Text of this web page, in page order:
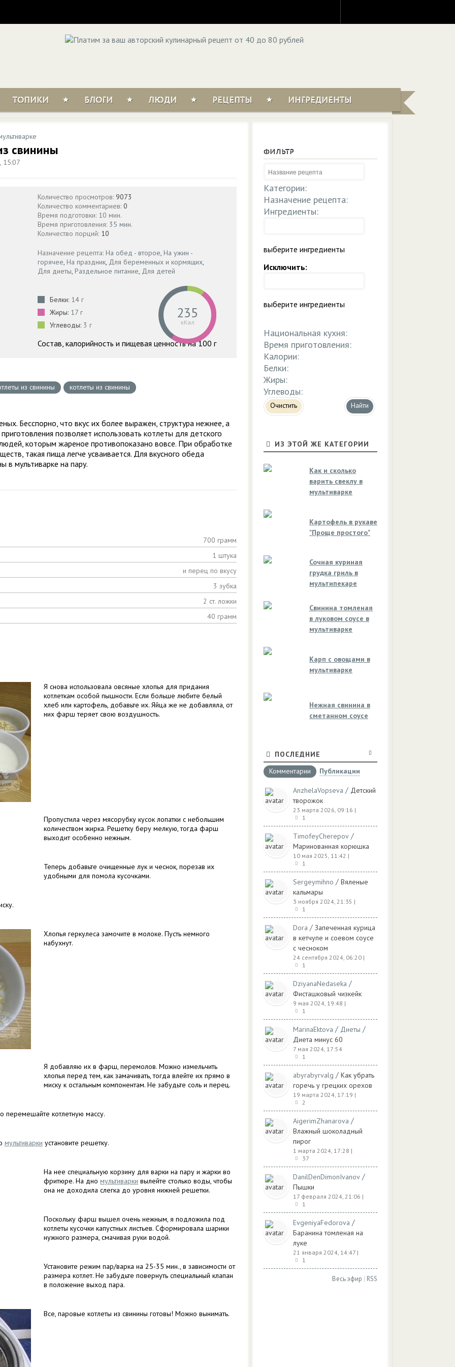
ТОПИКИ БЛОГИ ЛЮДИ РЕЦЕПТЫ ИНГРЕДИЕНТЫ
свинины
15:07
Количество просмотров: 9073
Количество комментариев: 0
Время подготовки: 10 мин.
Время приготовления: 35 мин.
Количество порций: 10
Назначение рецепта: На обед - второе, На ужин -
горячее, На праздник, Для беременных и кормящих,
Для диеты, Раздельное питание, Для детей
Белки: 14 г
Жиры: 17 г
Углеводы: 3 г
235
кКал
Состав, калорийность и пищевая ценность на 100 г
из свинины котлеты из свинины
Бесспорно, что вкус их более выражен, структура нежнее, а
позволяет использовать котлеты для детского
которым жареное противопоказано вовсе. При обработке
такая пища легче усваивается. Для вкусного обеда
в мультиварке на пару.
700 грамм
1 штука
и перец по вкусу
3 зубка
2 ст. ложки
40 грамм
Я снова использовала овсяные хлопья для придания
котлеткам особой пышности. Если больше любите белый
хлеб или картофель, добавьте их. Яйца же не добавляла, от
них фарш теряет свою воздушность.
Пропустила через мясорубку кусок лопатки с небольшим
количеством жирка. Решетку беру мелкую, тогда фарш
выходит особенно нежным.
Теперь добавьте очищенные лук и чеснок, порезав их
удобными для помола кусочками.
Хлопья геркулеса замочите в молоке. Пусть немного
набухнут.
Я добавляю их в фарш, перемолов. Можно измельчить
хлопья перед тем, как замачивать, тогда влейте их прямо в
миску к остальным компонентам. Не забудьте соль и перец.
перемешайте котлетную массу.
мультиварки установите решетку.
На нее специальную корзину для варки на пару и жарки во
фритюре. На дно мультиварки вылейте столько воды, чтобы
она не доходила слегка до уровня нижней решетки.
Поскольку фарш вышел очень нежным, я подложила под
котлеты кусочки капустных листьев. Сформировала шарики
нужного размера, смачивая руки водой.
Установите режим пар/варка на 25-35 мин., в зависимости от
размера котлет. Не забудьте повернуть специальный клапан
в положение выход пара.
Все, паровые котлеты из свинины готовы! Можно вынимать.
ФИЛЬТР
Категории:
Назначение рецепта:
Ингредиенты:
выберите ингредиенты
Исключить:
выберите ингредиенты
Национальная кухня:
Время приготовления:
Калории:
Белки:
Жиры:
Углеводы:
Очистить
ИЗ ЭТОЙ ЖЕ КАТЕГОРИИ
Как и сколько
варить свеклу в
мультиварке
Картофель в рукаве
"Проще простого"
Сочная куриная
грудка гриль в
мультипекаре
Свинина томленая
в луковом соусе в
мультиварке
Карп с овощами в
мультиварке
Нежная свинина в
сметанном соусе
ПОСЛЕДНИЕ
Комментарии
Публикации
AnzhelaVopseva / Детский
творожок
23 марта 2026, 09:16 |
1
TimofeyCherepov /
Маринованная корюшка
10 мая 2025, 11:42 |
1
Sergeymihno / Вяленые
кальмары
3 ноября 2024, 21:35 |
1
Dora / Запеченная курица
в кетчупе и соевом соусе
с чесноком
24 сентября 2024, 06:20 |
1
DziyanaNedaseka /
Фисташковый чизкейк
9 мая 2024, 19:48 |
1
MarinaEktova / Диеты /
Диета минус 60
7 мая 2024, 17:54
1
abyrabyrvalg / Как убрать
горечь у грецких орехов
19 марта 2024, 17:19 |
2
AigerimZhanarova /
Влажный шоколадный
пирог
1 марта 2024, 17:28 |
37
DanilDenDimonIvanov /
Пышки
17 февраля 2024, 21:06 |
1
EvgeniyaFedorova /
Баранина томленая на
луке
21 января 2024, 14:47 |
1
Весь эфир | RSS